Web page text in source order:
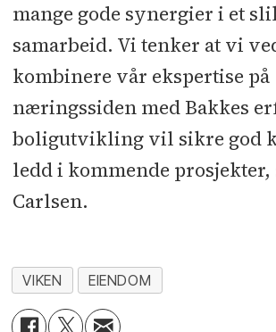
mange gode synergier i et
samarbeid. Vi tenker at vi
kombinere vår ekspertise på
næringssiden med Bakkes
boligutvikling vil sikre god
ledd i kommende prosjekter,
Carlsen.
VIKEN EIENDOM